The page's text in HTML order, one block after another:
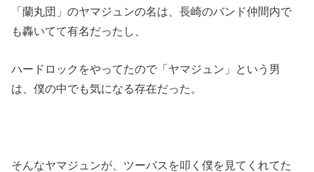
「蘭丸団」のヤマジュンの名は、長崎のバンド仲間内で
も轟いてて有名だったし、
ハードロックをやってたので「ヤマジュン」という男
は、僕の中でも気になる存在だった。
そんなヤマジュンが、ツーバスを叩く僕を見てくれてた